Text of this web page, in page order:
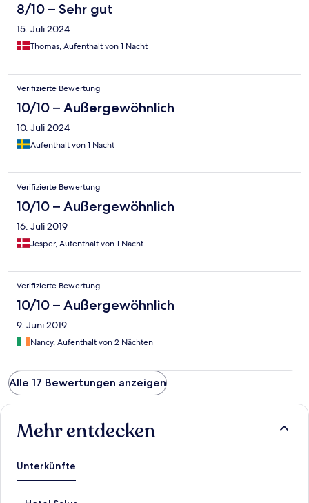
8/10 – Sehr gut
15. Juli 2024
Thomas, Aufenthalt von 1 Nacht
Verifizierte Bewertung
10/10 – Außergewöhnlich
10. Juli 2024
Aufenthalt von 1 Nacht
Verifizierte Bewertung
10/10 – Außergewöhnlich
16. Juli 2019
Jesper, Aufenthalt von 1 Nacht
Verifizierte Bewertung
10/10 – Außergewöhnlich
9. Juni 2019
Nancy, Aufenthalt von 2 Nächten
Alle 17 Bewertungen anzeigen
Mehr entdecken
Unterkünfte